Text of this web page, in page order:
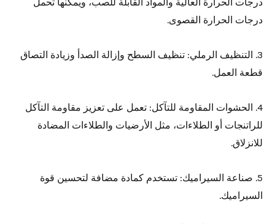
درجات الحرارة القصوى.
3. التنظيف الرملي: تنظيف السطح وإزالة الصدأ وزيادة التصاق
قطعة العمل.
4. الحشوات المقاومة للتآكل: تعمل على تعزيز مقاومة التآكل
للراتنجات أو الطلاءات، مثل الأرضيات والطلاءات المضادة
للانزلاق.
5. صناعة السيراميك: تستخدم كمادة مضافة لتحسين قوة
السيراميك.